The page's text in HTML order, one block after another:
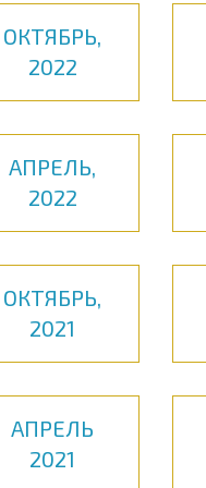
ОКТЯБРЬ,
2022
АПРЕЛЬ,
2022
ОКТЯБРЬ,
2021
АПРЕЛЬ
2021